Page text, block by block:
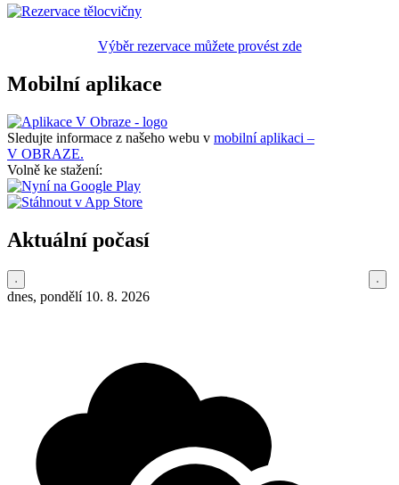
Výběr rezervace můžete provést zde
Mobilní aplikace
Sledujte informace z našeho webu v mobilní aplikaci –
V OBRAZE.
Volně ke stažení:
Aktuální počasí
dnes, pondělí 10. 8. 2026